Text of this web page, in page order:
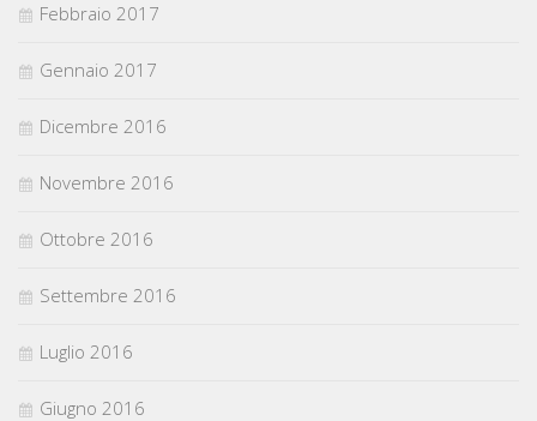
Febbraio 2017
Gennaio 2017
Dicembre 2016
Novembre 2016
Ottobre 2016
Settembre 2016
Luglio 2016
Giugno 2016